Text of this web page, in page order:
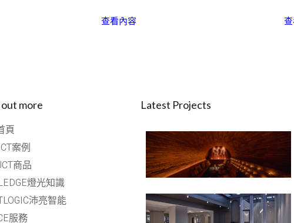
查看內容
more
頁
案例
商品
燈光知識
沛亮智能
服務
Latest Projects